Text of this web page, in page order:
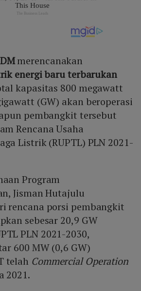
merencanakan
energi baru terbarukan
kapasitas 800 megawatt
(GW) akan beroperasi
pembangkit tersebut
Rencana Usaha
Listrik (RUPTL) PLN 2021-
Program
Jisman Hutajulu
rencana porsi pembangkit
sebesar 20,9 GW
PLN 2021-2030,
600 MW (0,6 GW)
telah Commercial Operation
2021.